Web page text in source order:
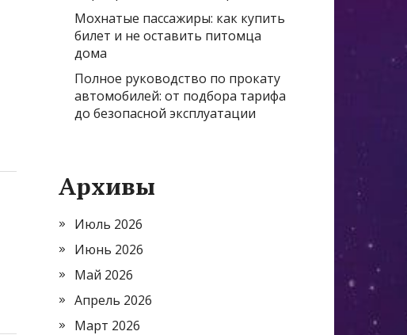
Мохнатые пассажиры: как купить
билет и не оставить питомца
дома
Полное руководство по прокату
автомобилей: от подбора тарифа
до безопасной эксплуатации
Архивы
Июль 2026
Июнь 2026
Май 2026
Апрель 2026
Март 2026